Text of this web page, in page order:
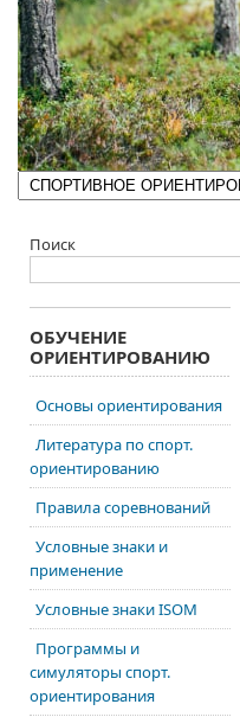
Поиск
ОБУЧЕНИЕ
ОРИЕНТИРОВАНИЮ
Основы ориентирования
Литература по спорт.
ориентированию
Правила соревнований
Условные знаки и
применение
Условные знаки ISOM
Программы и
симуляторы спорт.
ориентирования